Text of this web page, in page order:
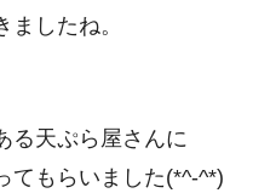
したね。
る天ぷら屋さんに
てもらいました(*^-^*)